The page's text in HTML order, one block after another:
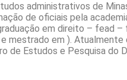
administrativos de
de oficiais pela
em direito – fead –
mestrado em ). Atualmente
de Estudos e Pesquisa do